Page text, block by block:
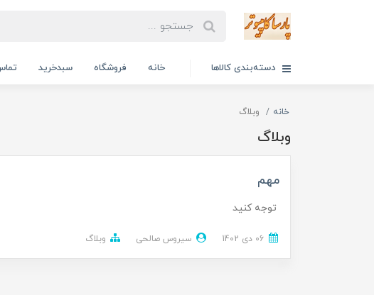
دسته‌بندی کالاها خانه فروشگاه سبدخرید
خانه وبلاگ
وبلاگ
مهم
توجه کنید
سیروس صالحی وبلاگ